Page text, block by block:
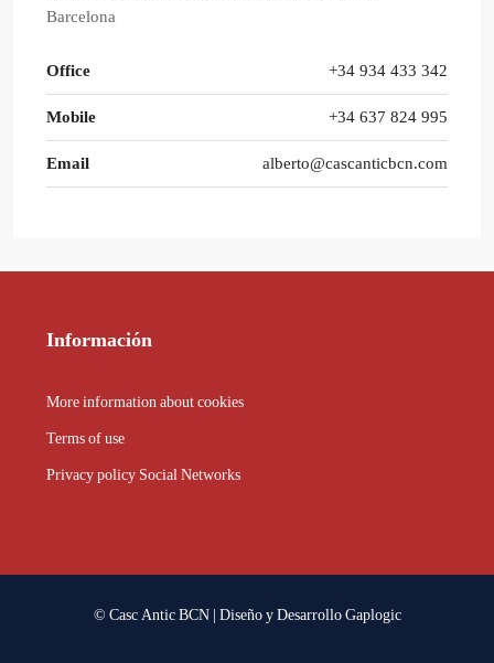
Barcelona
Office +34 934 433 342
Mobile +34 637 824 995
Email alberto@cascanticbcn.com
Información
More information about cookies
Terms of use
Privacy policy Social Networks
© Casc Antic BCN | Diseño y DesarrolloGaplogic